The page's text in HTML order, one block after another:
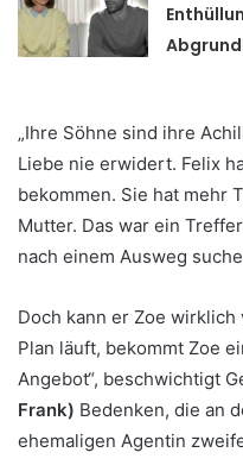
„Ihre Söhne sind ihre
Liebe nie erwidert. Felix
bekommen. Sie hat mehr
Mutter. Das war ein
nach einem Ausweg
Doch kann er Zoe wirklich
Plan läuft, bekommt Zoe
Angebot“, beschwichtigt
Frank) Bedenken, die an
ehemaligen Agentin